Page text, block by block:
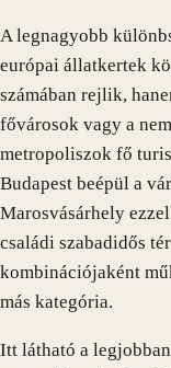
A legnagyobb
európai állatkertek
számában rejlik,
fővárosok vagy a
metropoliszok fő
Budapest beépül a
Marosvásárhely
családi szabadidős
kombinációjaként
más kategória.
Itt látható a